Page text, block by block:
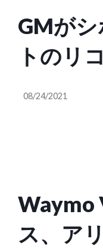
GMが
トのリ
1100億
08/24/2021
Waymo
ス、ア